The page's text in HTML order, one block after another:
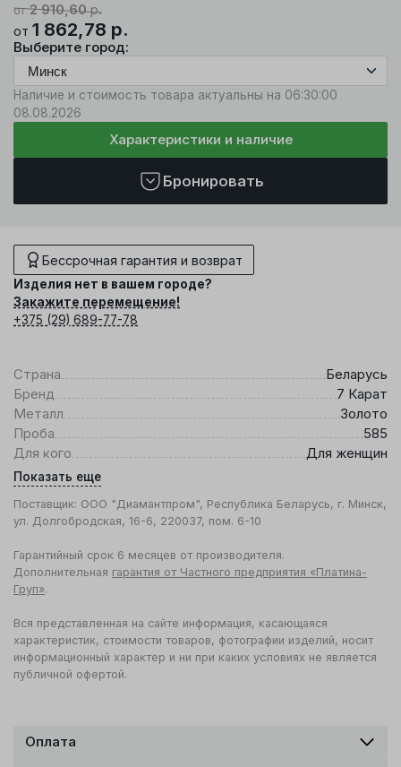
от2 910,60р.
от 1 862,78 р.
Выберите город:
Наличие и стоимость товара актуальны на 06:30:00
08.08.2026
Характеристики и наличие
Бронировать
Бессрочная гарантия и возврат
Изделия нет в вашем городе?
Закажите перемещение!
+375 (29) 689-77-78
Страна
Беларусь
Бренд
7 Карат
Металл
Золото
Проба
585
Для кого
Для женщин
Показать еще
Поставщик: ООО "Диамантпром", Республика Беларусь, г. Минск,
ул. Долгобродская, 16-6, 220037, пом. 6-10
Гарантийный срок 6 месяцев от производителя.
Дополнительная гарантия от Частного предприятия «Платина-
Груп».
Вся представленная на сайте информация, касающаяся
характеристик, стоимости товаров, фотографии изделий, носит
информационный характер и ни при каких условиях не является
публичной офертой.
Оплата